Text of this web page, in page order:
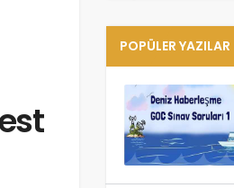
POPÜLER YAZILAR